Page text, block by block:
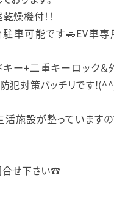
燥機付！！
車可能です🚗EV車専
ー+二重キーロック＆
犯対策バッチリです
施設が整っていますの
合せ下さい☎